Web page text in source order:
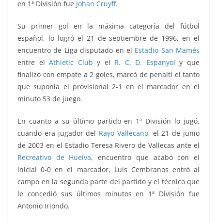
en 1ª División fue Johan Cruyff.
Su primer gol en la máxima categoría del fútbol
español, lo logró el 21 de septiembre de 1996, en el
encuentro de Liga disputado en el Estadio San Mamés
entre elAthletic Club y el R. C. D. Espanyol y que
finalizó con empate a 2 goles, marcó de penalti el tanto
que suponía el provisional 2-1 en el marcador en el
minuto 53 de juego.
En cuanto a su último partido en 1ª División lo jugó,
cuando era jugador del Rayo Vallecano, el 21 de junio
de 2003 en el Estadio Teresa Rivero de Vallecas ante el
Recreativo de Huelva, encuentro que acabó con el
inicial 0-0 en el marcador, Luis Cembranos entró al
campo en la segunda parte del partido y el técnico que
le concedió sus últimos minutos en 1ª División fue
Antonio Iriondo.